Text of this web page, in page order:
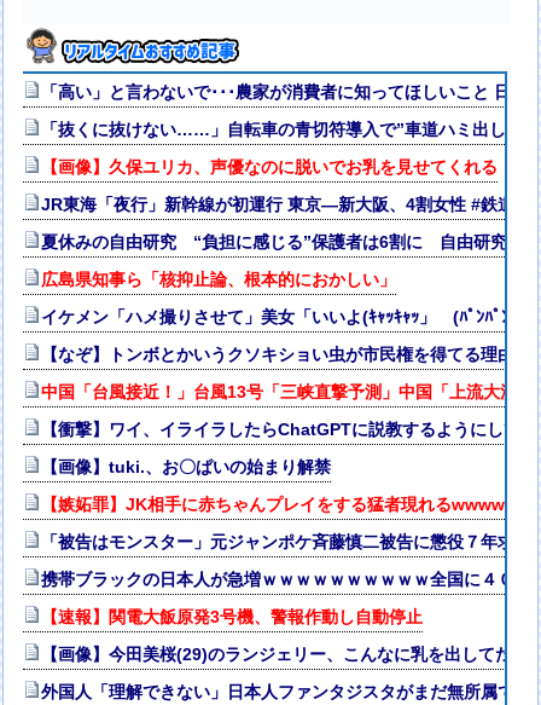
「高い」と言わないで･･･農家が消費者に知ってほしいこと 日本
「抜くに抜けない……」自転車の青切符導入で”車道ハミ出し”が
【画像】久保ユリカ、声優なのに脱いでお乳を見せてくれる
JR東海「夜行」新幹線が初運行 東京―新大阪、4割女性 #鉄道 |
夏休みの自由研究 “負担に感じる”保護者は6割に 自由研究を
広島県知事ら「核抑止論、根本的におかしい」
イケメン「ハメ撮りさせて」美女「いいよ(ｷｬｯｷｬｯ」 (ﾊﾟﾝﾊﾟﾝ
【なぞ】トンボとかいうクソキショい虫が市民権を得てる理由w
中国「台風接近！」台風13号「三峡直撃予測」中国「上流大洪
【衝撃】ワイ、イライラしたらChatGPTに説教するようにして
【画像】tuki.、お〇ぱいの始まり解禁
【嫉妬罪】JK相手に赤ちゃんプレイをする猛者現れるwwww
「被告はモンスター」元ジャンポケ斉藤慎二被告に懲役７年求
携帯ブラックの日本人が急増ｗｗｗｗｗｗｗｗｗｗ全国に４００
【速報】関電大飯原発3号機、警報作動し自動停止
【画像】今田美桜(29)のランジェリー、こんなに乳を出してたの
外国人「理解できない」日本人ファンタジスタがまだ無所属で